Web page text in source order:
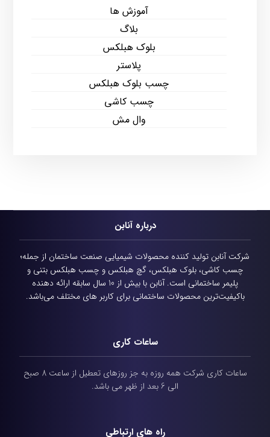
آموزش ها
بلاگ
بلوک هبلکس
پلاستر
چسب بلوک هبلکس
چسب کاشی
وال مش
درباره آنابن
شرکت آنابن تولید کننده محصولات شیمیایی صنعت ساختمان از جمله؛
چسب کاشی، بلوک هبلکس، گچ هبلکس و چسب هبلکس بتنی و
پلیمر ساختمانی است.
آنابن با بیش از 10 سال سابقه ارائه دهنده
باکیفیت‌ترین محصولات ساختمانی برای کاربر های مختلف می‌باشد.
ساعات کاری
ساعات کاری شرکت همه روزه به جز روزهای تعطیل از ساعت 8 صبح
الی 6 بعد از ظهر می باشد.
راه های ارتباطی